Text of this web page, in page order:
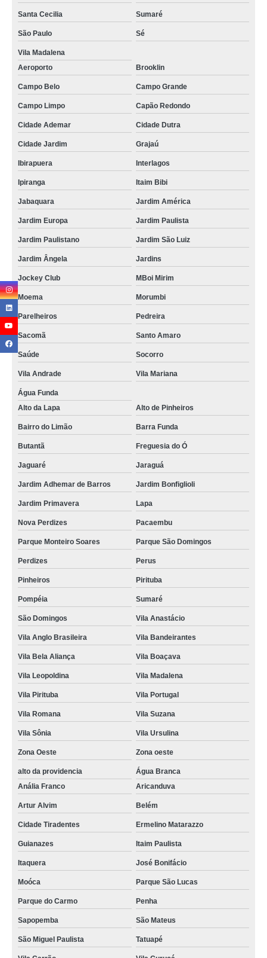
Santa Cecilia Sumaré
São Paulo Sé
Vila Madalena
Aeroporto
Brooklin
Campo Belo Campo Grande
Campo Limpo Capão Redondo
Cidade Ademar Cidade Dutra
Cidade Jardim Grajaú
Ibirapuera Interlagos
Ipiranga Itaim Bibi
Jabaquara Jardim América
Jardim Europa Jardim Paulista
Jardim Paulistano Jardim São Luiz
Jardim Ângela Jardins
Jockey Club MBoi Mirim
Moema Morumbi
Parelheiros Pedreira
Sacomã Santo Amaro
Saúde Socorro
Vila Andrade Vila Mariana
Água Funda
Alto da Lapa
Alto de Pinheiros
Bairro do Limão Barra Funda
Butantã Freguesia do Ó
Jaguaré Jaraguá
Jardim Adhemar de Barros Jardim Bonfiglioli
Jardim Primavera Lapa
Nova Perdizes Pacaembu
Parque Monteiro Soares Parque São Domingos
Perdizes Perus
Pinheiros Pirituba
Pompéia Sumaré
São Domingos Vila Anastácio
Vila Anglo Brasileira Vila Bandeirantes
Vila Bela Aliança Vila Boaçava
Vila Leopoldina Vila Madalena
Vila Pirituba Vila Portugal
Vila Romana Vila Suzana
Vila Sônia Vila Ursulina
Zona Oeste Zona oeste
alto da providencia
Água Branca
Anália Franco
Aricanduva
Artur Alvim Belém
Cidade Tiradentes Ermelino Matarazzo
Guianazes Itaim Paulista
Itaquera José Bonifácio
Moóca Parque São Lucas
Parque do Carmo Penha
Sapopemba São Mateus
São Miguel Paulista Tatuapé